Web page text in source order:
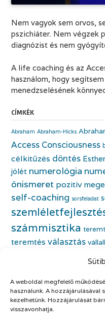
A weboldal megfelelő
használunk. A hozzájárulásával
kezelhetünk. Hozzájárulását
visszavonhatja.
Nem vagyok sem orvos,
pszichiáter. Nem végzek
diagnózist és nem
A life coaching és az
használom, hogy
menedzselésének
CÍMKÉK
Abraham Abraham-Hicks
Access Consciousness
célkitűzés döntés
jólét numerológia
önismeret pozitív
self-coaching sorsfeladat
számmisztika
teremtés választás
önismeret